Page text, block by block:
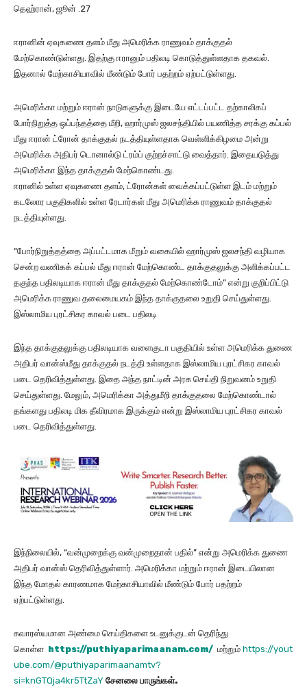
l
y
e
r
தெஹ்ரான், ஜூன் .27
ஈரானின் ஏவுகணை தளம் மீது அமெரிக்க ராணுவம் தாக்குதல்
மேற்கொண்டுள்ளது. இதற்கு ஈரானும் பதிலடி கொடுத்துள்ளதாக தகவல்.
இதனால் மேற்காசியாவில் மீண்டும் போர் பதற்றம் ஏற்பட்டுள்ளது.
அமெரிக்கா மற்றும் ஈரான் நாடுகளுக்கு இடையே எட்டப்பட்ட தற்காலிகப்
போர்நிறுத்த ஒப்பந்தத்தை மீறி, ஹார்முஸ் ஜலசந்தியில் பயணித்த சரக்கு கப்பல்
மீது ஈரான் ட்ரோன் தாக்குதல் நடத்தியுள்ளதாக வெள்ளிக்கிழமை அன்று
அமெரிக்க அதிபர் டொனால்டு ட்ரம்ப் குற்றச்சாட்டு வைத்தார். இதையடுத்து
அமெரிக்கா இந்த தாக்குதல் மேற்கொண்டது.
ஈரானில் உள்ள ஏவுகணை தளம், ட்ரோன்கள் வைக்கப்பட்டுள்ள இடம் மற்றும்
கடலோர பகுதிகளில் உள்ள ரேடார்கள் மீது அமெரிக்க ராணுவம் தாக்குதல்
நடத்தியுள்ளது.
“போர்நிறுத்தத்தை அப்பட்டமாக மீறும் வகையில் ஹார்முஸ் ஜலசந்தி வழியாக
சென்ற வணிகக் கப்பல் மீது ஈரான் மேற்கொண்ட தாக்குதலுக்கு அளிக்கப்பட்ட
தகுந்த பதிலடியாக ஈரான் மீது தாக்குதல் மேற்கொண்டோம்” என்று குறிப்பிட்டு
அமெரிக்க ராணுவ தலைமையகம் இந்த தாக்குதலை உறுதி செய்துள்ளது.
இஸ்லாமிய புரட்சிகர காவல் படை பதிலடி
இந்த தாக்குதலுக்கு பதிலடியாக வளைகுடா பகுதியில் உள்ள அமெரிக்க துணை
அதிபர் வான்ஸ்மீது தாக்குதல் நடத்தி உள்ளதாக இஸ்லாமிய புரட்சிகர காவல்
படை தெரிவித்துள்ளது. இதை அந்த நாட்டின் அரசு செய்தி நிறுவனம் உறுதி
செய்துள்ளது. மேலும், அமெரிக்கா அத்துமீறி தாக்குதலை மேற்கொண்டால்
தங்களது பதிலடி மிக தீவிரமாக இருக்கும் என்று இஸ்லாமிய புரட்சிகர காவல்
படை தெரிவித்துள்ளது.
இந்நிலையில், “வன்முறைக்கு வன்முறைதான் பதில்” என்று அமெரிக்க துணை
அதிபர் வான்ஸ் தெரிவித்துள்ளார். அமெரிக்கா மற்றும் ஈரான் இடையிலான
இந்த மோதல் காரணமாக மேற்காசியாவில் மீண்டும் போர் பதற்றம்
ஏற்பட்டுள்ளது.
சுவாரஸ்யமான அண்மை செய்திகளை உடனுக்குடன் தெரிந்து
கொள்ள https://puthiyaparimaanam.com/ மற்றும் https://yout
ube.com/@puthiyaparimaanamtv?
si=knGTQja4kr5TtZaY சேனலை பாருங்கள்.